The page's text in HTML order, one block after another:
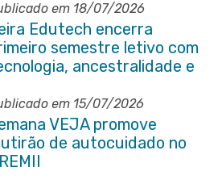
em 18/07/2026
Edutech encerra
semestre letivo com
ancestralidade e
estudantil em
em 15/07/2026
VEJA promove
de autocuidado no